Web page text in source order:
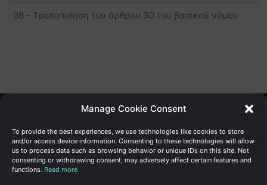
Manage Cookie Consent
To provide the best experiences, we use technologies like cookies to store
and/or access device information. Consenting to these technologies will allow
us to process data such as browsing behavior or unique IDs on this site. Not
consenting or withdrawing consent, may adversely affect certain features and
functions. Read more
08 - Τροποποίηση του άρθρου 30 του βασικού νόμου
Γενική Διεύθυνση Ανάπτυξης
Υπουργείο Οικονομικών | Κυπριακή Δημοκρατία
Ιστ: